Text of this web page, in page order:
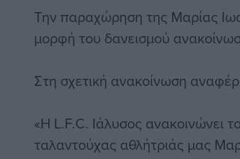
Την παραχώρηση της Μαρίας
μορφή του δανεισμού
Στη σχετική ανακοίνωση
«H L.F.C. Ιάλυσος ανακοινώνει
ταλαντούχας αθλήτριάς μας